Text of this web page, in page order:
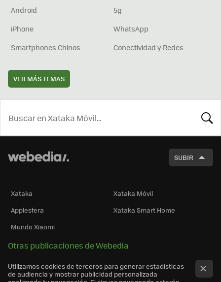
Android
5g
iPhone
WhatsApp
Smartphones Chinos
Conectividad y Redes
VER MÁS TEMAS
SUBIR
Xataka
Xataka Móvil
Applesfera
Xataka Smart Home
Mundo Xiaomi
Otras publicaciones de Webedia
Utilizamos cookies de terceros para generar estadísticas
de audiencia y mostrar publicidad personalizada